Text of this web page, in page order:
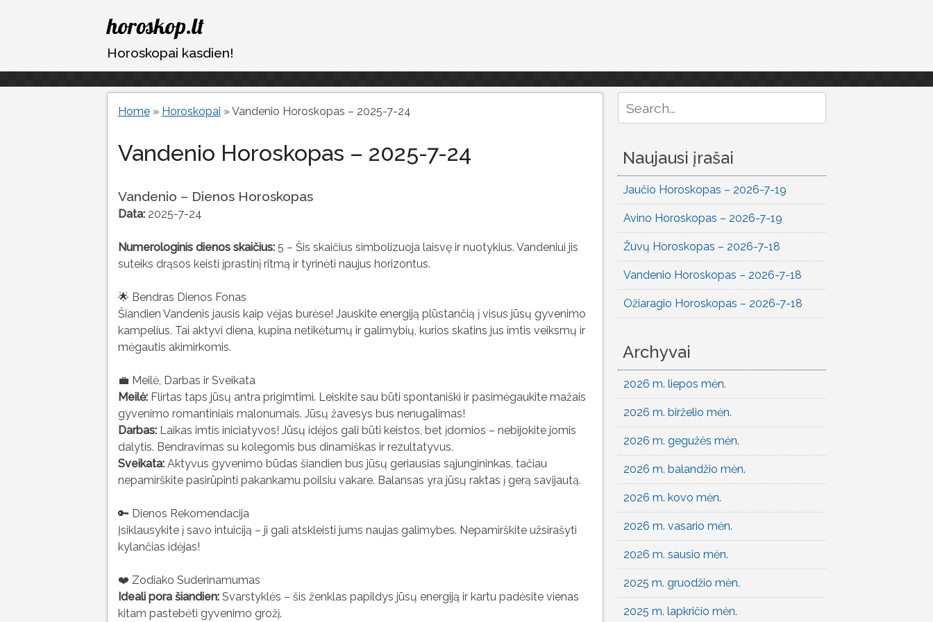
Eiti
prie
turinio
horoskop.lt
Horoskopai kasdien!
Home» Horoskopai »Vandenio Horoskopas – 2025-7-24
Vandenio Horoskopas – 2025-7-24
Vandenio – Dienos Horoskopas
Data:2025-7-24
Numerologinis dienos skaičius:5 – Šis skaičius simbolizuoja laisvę ir nuotykius. Vandeniui jis
suteiks drąsos keisti įprastinį ritmą ir tyrinėti naujus horizontus.
🌟 Bendras Dienos Fonas
Šiandien Vandenis jausis kaip vėjas burėse! Jauskite energiją plūstančią į visus jūsų gyvenimo
kampelius. Tai aktyvi diena, kupina netikėtumų ir galimybių, kurios skatins jus imtis veiksmų ir
mėgautis akimirkomis.
💼 Meilė, Darbas ir Sveikata
Meilė:Flirtas taps jūsų antra prigimtimi. Leiskite sau būti spontaniški ir pasimėgaukite mažais
gyvenimo romantiniais malonumais. Jūsų žavesys bus nenugalimas!
Darbas:Laikas imtis iniciatyvos! Jūsų idėjos gali būti keistos, bet įdomios – nebijokite jomis
dalytis. Bendravimas su kolegomis bus dinamiškas ir rezultatyvus.
Sveikata:Aktyvus gyvenimo būdas šiandien bus jūsų geriausias sąjungininkas, tačiau
nepamirškite pasirūpinti pakankamu poilsiu vakare. Balansas yra jūsų raktas į gerą savijautą.
🔑 Dienos Rekomendacija
Įsiklausykite į savo intuiciją – ji gali atskleisti jums naujas galimybes. Nepamirškite užsirašyti
kylančias idėjas!
❤️ Zodiako Suderinamumas
Ideali pora šiandien:Svarstyklės – šis ženklas papildys jūsų energiją ir kartu padėsite vienas
kitam pastebėti gyvenimo grožį.
for:
Naujausi įrašai
Jaučio Horoskopas – 2026-7-19
Avino Horoskopas – 2026-7-19
Žuvų Horoskopas – 2026-7-18
Vandenio Horoskopas – 2026-7-18
Ožiaragio Horoskopas – 2026-7-18
Archyvai
2026 m. liepos mėn.
2026 m. birželio mėn.
2026 m. gegužės mėn.
2026 m. balandžio mėn.
2026 m. kovo mėn.
2026 m. vasario mėn.
2026 m. sausio mėn.
2025 m. gruodžio mėn.
2025 m. lapkričio mėn.